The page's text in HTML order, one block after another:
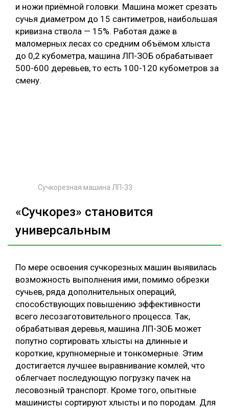
и ножи приёмной головки. Машина может срезать
сучья диаметром до 15 сантиметров, наибольшая
кривизна ствола — 15%. Работая даже в
маломерных лесах со средним объёмом хлыста
до 0,2 кубометра, машина ЛП-ЗОБ обрабатывает
500-600 деревьев, то есть 100-120 кубометров за
смену.
Сучкорезная машина ЛП-33
«Сучкорез» становится
универсальным
По мере освоения сучкорезных машин выявилась
возможность выполнения ими, помимо обрезки
сучьев, ряда дополнительных операций,
способствующих повышению эффективности
всего лесозаготовительного процесса. Так,
обрабатывая деревья, машина ЛП-ЗОБ может
попутно сортировать хлысты на длинные и
короткие, крупномерные и тонкомерные. Этим
достигается лучшее выравнивание комлей, что
облегчает последующую погрузку пачек на
лесовозный транспорт. Кроме того, опытные
машинисты сортируют хлысты и по породам. Для